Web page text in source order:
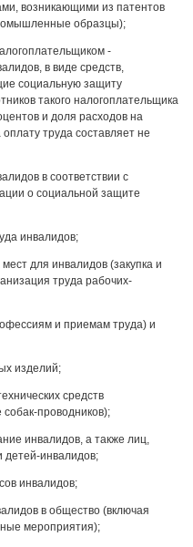
возникающими из патентов
образцы);
-
в виде средств,
социальную защиту
такого налогоплательщика
и доля расходов на
труда составляет не
в соответствии с
о социальной защите
инвалидов;
для инвалидов (закупка и
труда рабочих-
и приемам труда) и
изделий;
средств
проводников);
инвалидов, а также лиц,
детей-инвалидов;
инвалидов;
в общество (включая
мероприятия);